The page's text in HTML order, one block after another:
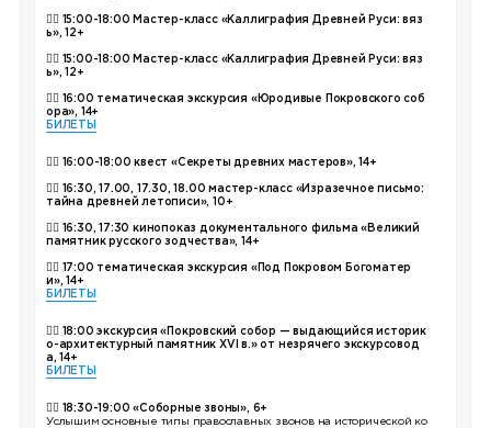
15:00-18:00 Мастер-класс «Каллиграфия Древней Руси: вяз
ь», 12+
15:00-18:00 Мастер-класс «Каллиграфия Древней Руси: вяз
ь», 12+
16:00 тематическая экскурсия «Юродивые Покровского соб
ора», 14+
БИЛЕТЫ
16:00-18:00 квест «Секреты древних мастеров», 14+
👉🏼 16:30, 17.00, 17.30, 18.00 мастер-класс «Изразечное письмо:
тайна древней летописи», 10+
👉🏼 16:30, 17:30 кинопоказ документального фильма «Великий
памятник русского зодчества», 14+
👉🏼 17:00 тематическая экскурсия «Под Покровом Богоматер
и», 14+
БИЛЕТЫ
👉🏼 18:00 экскурсия «Покровский собор — выдающийся историк
о-архитектурный памятник XVI в.» от незрячего экскурсовод
а, 14+
БИЛЕТЫ
18:30-19:00 «Соборные звоны», 6+
Услышим основные типы православных звонов на исторической ко